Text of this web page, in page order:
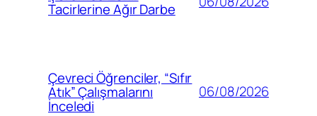
Tacirlerine Ağır Darbe
Çevreci Öğrenciler, “Sıfır
Atık” Çalışmalarını
İnceledi
06/08/2026